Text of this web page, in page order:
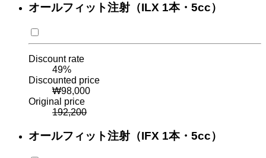
オールフィット注射（ILX 1本・5cc）
Discount rate
49%
Discounted price
₩98,000
Original price
192,200
オールフィット注射（IFX 1本・5cc）